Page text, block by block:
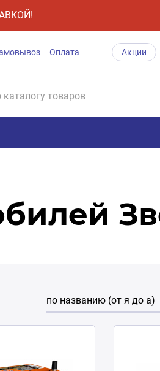
Оплата Акции
по названию (от я до а)